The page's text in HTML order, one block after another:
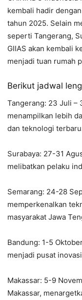
kembali hadir
tahun 2025. Selain
seperti Tangerang,
GIIAS akan kembali
menjadi tuan rumah
Berikut jadwal
Tangerang: 23 Juli –
menampilkan lebih
dan teknologi
Surabaya: 27-31
melibatkan pelaku
Semarang: 24-28
memperkenalkan
masyarakat Jawa
Bandung: 1-5
menjadi pusat
Makassar: 5-9
Makassar,